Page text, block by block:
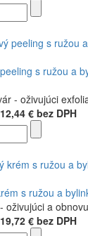
s ružou a
- oživujúci
12,44 € bez DPH
s ružou a
oživujúci a
19,72 € bez DPH